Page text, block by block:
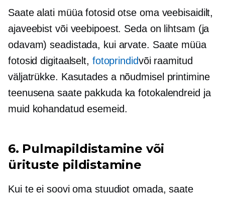
Saate alati müüa fotosid otse oma veebisaidilt,
ajaveebist või veebipoest. Seda on lihtsam (ja
odavam) seadistada, kui arvate. Saate müüa
fotosid digitaalselt, fotoprindidvõi raamitud
väljatrükke. Kasutades a nõudmisel printimine
teenusena saate pakkuda ka fotokalendreid ja
muid kohandatud esemeid.
6. Pulmapildistamine või
ürituste pildistamine
Kui te ei soovi oma stuudiot omada, saate